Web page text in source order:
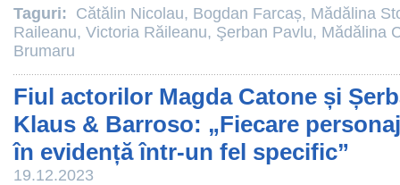
Taguri: Cătălin Nicolau, Bogdan Farcaș, Mădălina
Raileanu, Victoria Răileanu, Şerban Pavlu, Mădălina
Brumaru
Fiul actorilor Magda Catone și
Klaus & Barroso: „Fiecare
în evidență într-un fel specific”
19.12.2023